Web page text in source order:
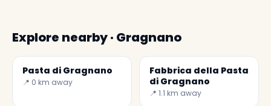
Explore nearby · Gragnano
Pasta di Gragnano
📍 0 km away
Fabbrica della Pasta
di Gragnano
📍 1.1 km away